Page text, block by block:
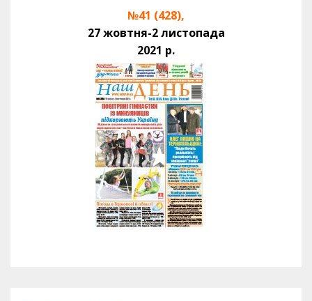
№41 (428),
27 жовтня-2 листопада
2021 р.